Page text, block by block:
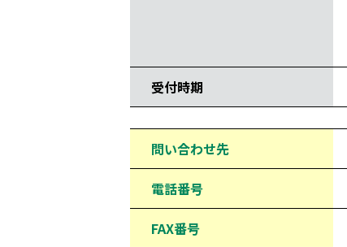
受付時期
問い合わせ先
電話番号
FAX番号